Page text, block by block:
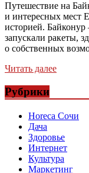
Путешествие на
и интересных мест
историей.
запускали ракеты,
о собственных
Читать далее
Рубрики
Horeca Сочи
Дача
Здоровье
Интернет
Культура
Маркетинг